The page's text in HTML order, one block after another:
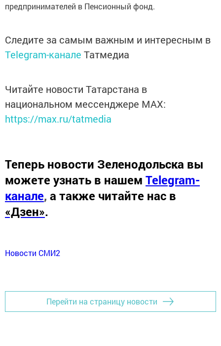
предпринимателей в Пенсионный фонд.
Следите за самым важным и интересным в
Telegram-канале Татмедиа
Читайте новости Татарстана в
национальном мессенджере MАХ:
https://max.ru/tatmedia
Теперь новости Зеленодольска вы
можете узнать в нашем Telegram-
канале, а также читайте нас в
«Дзен».
Новости СМИ2
Перейти на страницу новости